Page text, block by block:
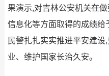
果演示,对吉林公安机关在
信息化等方面取得的成绩给
民警扎扎实实推进平安建
业、维护国家长治久安。